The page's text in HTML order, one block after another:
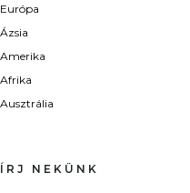
Európa
Ázsia
Amerika
Afrika
Ausztrália
ÍRJ NEKÜNK